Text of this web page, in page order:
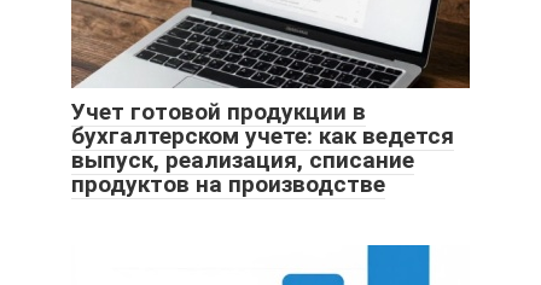
Учет готовой продукции в
бухгалтерском учете: как ведется
выпуск, реализация, списание
продуктов на производстве